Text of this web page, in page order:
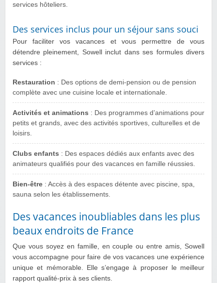
services hôteliers.
Des services inclus pour un séjour sans souci
Pour faciliter vos vacances et vous permettre de vous
détendre pleinement, Sowell inclut dans ses formules divers
services :
Restauration : Des options de demi-pension ou de pension
complète avec une cuisine locale et internationale.
Activités et animations : Des programmes d’animations pour
petits et grands, avec des activités sportives, culturelles et de
loisirs.
Clubs enfants : Des espaces dédiés aux enfants avec des
animateurs qualifiés pour des vacances en famille réussies.
Bien-être : Accès à des espaces détente avec piscine, spa,
sauna selon les établissements.
Des vacances inoubliables dans les plus
beaux endroits de France
Que vous soyez en famille, en couple ou entre amis, Sowell
vous accompagne pour faire de vos vacances une expérience
unique et mémorable. Elle s’engage à proposer le meilleur
rapport qualité-prix à ses clients.